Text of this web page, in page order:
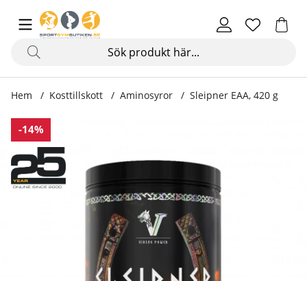
Hem Kosttillskott Aminosyror Sleipner EAA, 420 g
-14%
Produktbilder Sleipner EAA, 420 g